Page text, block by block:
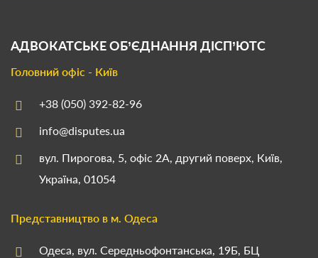
АДВОКАТСЬКЕ ОБ’ЄДНАННЯ ДІСП’ЮТС
Головний офіс - Київ
+38 (050) 392-82-96
info@disputes.ua
вул. Пирогова, 5, офіс 2А, другий поверх, Київ,
Україна, 01054
Представництво в м. Одеса
Одеса, вул. Середньофонтанська, 19Б, БЦ